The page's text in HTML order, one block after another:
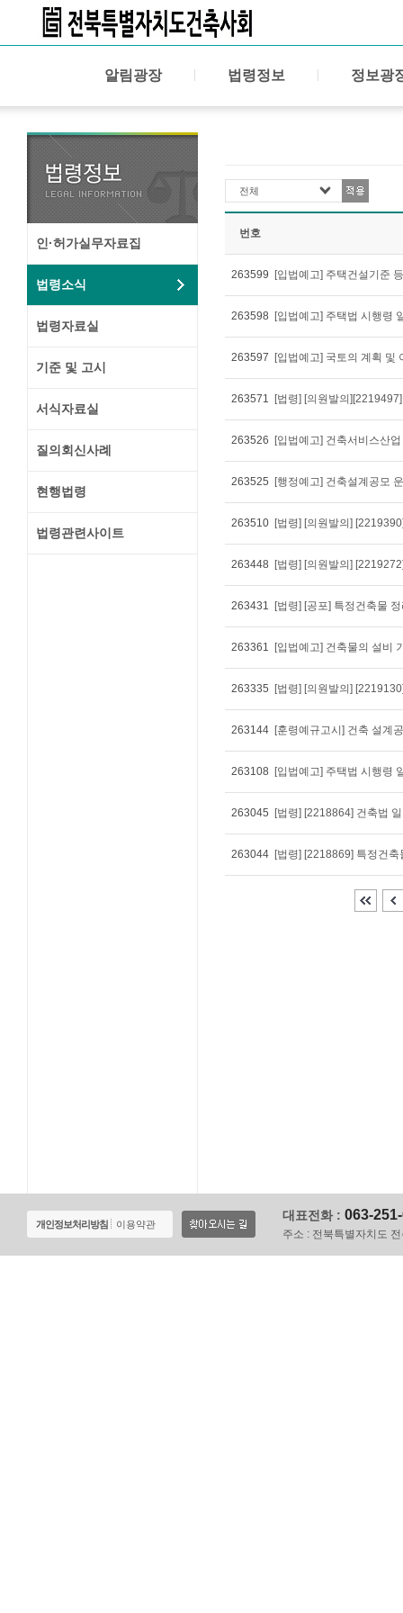
알림광장 법령정보 정보광
인·허가실무자료집
법령소식
법령자료실
기준 및 고시
서식자료실
질의회신사례
현행법령
법령관련사이트
전체
번호
263599
263598
263597
263571
263526
263525
263510
263448
263431
263361
263335
263144
263108
263045
263044
개인정보처리방침 이용약관
대표전화 : 063-
주소 : 전북특별자치도